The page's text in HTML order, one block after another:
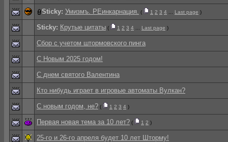
Sticky: Умизмъ. РЕинкарнация. ( 1 2 3 4 Last page )
Sticky: Крутые цитаты ( 1 2 3 4 Last page )
Сбор с учетом штормовского пинга
С Новым 2025 годом!
С днем святого Валентина
Кто нибудь играет в игровые автоматы Вулкан?
С новым годом, не? ( 1 2 3 4 )
Первая новая тема за 10 лет? ( 1 2 )
25-го и 26-го апреля будет 10 лет Шторму!